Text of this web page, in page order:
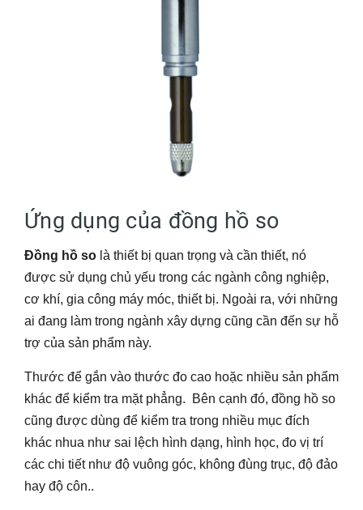
Ứng dụng của đồng hồ so
Đồng hồ so là thiết bị quan trọng và cần thiết, nó
được sử dụng chủ yếu trong các ngành công nghiệp,
cơ khí, gia công máy móc, thiết bị. Ngoài ra, với những
ai đang làm trong ngành xây dựng cũng cần đến sự hỗ
trợ của sản phẩm này.
Thước để gắn vào thước đo cao hoặc nhiều sản phẩm
khác để kiểm tra mặt phẳng. Bên cạnh đó, đồng hồ so
cũng được dùng để kiểm tra trong nhiều mục đích
khác nhua như sai lệch hình dạng, hình học, đo vị trí
các chi tiết như độ vuông góc, không đùng trục, độ đảo
hay độ côn..